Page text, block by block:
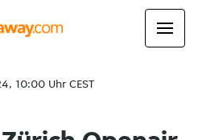
10:00 Uhr CEST